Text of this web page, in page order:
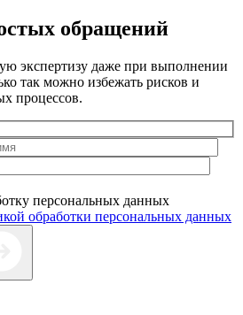
обращений
экспертизу даже при выполнении
так можно избежать рисков и
процессов.
персональных данных
обработки персональных данных